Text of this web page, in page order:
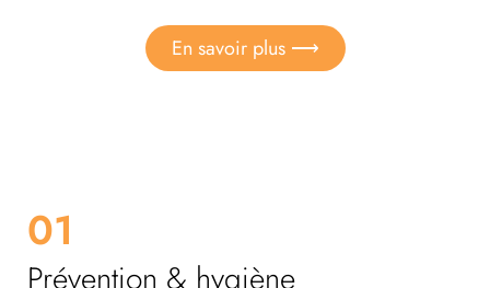
En savoir plus ⟶
01
Prévention & hygiène